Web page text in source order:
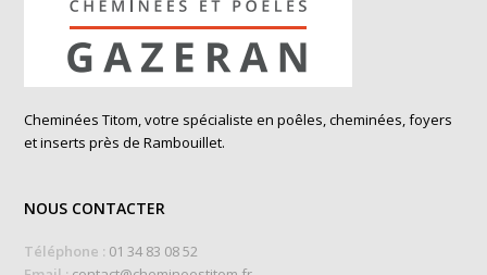
Cheminées Titom, votre spécialiste en poêles, cheminées, foyers
et inserts près de Rambouillet.
NOUS CONTACTER
Téléphone : 01 34 83 08 52